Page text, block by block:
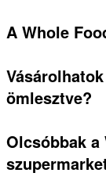
A Whole
ömlesztve?
Olcsóbbak a